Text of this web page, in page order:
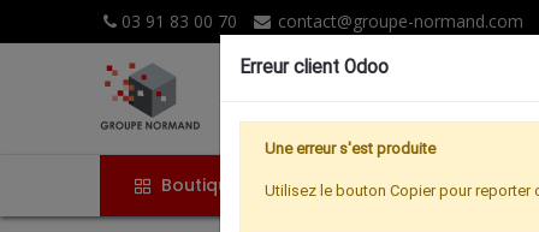
03 91 83 00 70 contact@groupe-normand.com
Boutique Accueil
Erreur client Odoo
Une erreur s'est produite
Utilisez le bouton Copier pour reporter